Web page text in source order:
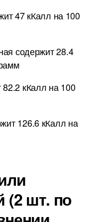
47 кКалл на 100
содержит 28.4
кКалл на 100
126.6 кКалл на
(2 шт. по